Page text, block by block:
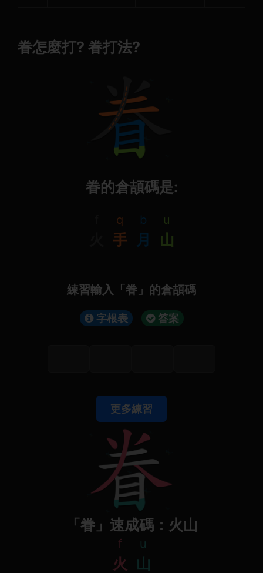
眷怎麼打? 眷打法?
眷的倉頡碼是:
q
手
b
月
u
山
練習輸入「眷」的倉頡碼
字根表 答案
更多練習
「眷」速成碼：火山
f
火
u
山